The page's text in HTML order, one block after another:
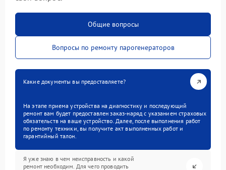
Общие вопросы
Вопросы по ремонту парогенераторов
Какие документы вы предоставляете?
На этапе приема устройства на диагностику и последующий
ремонт вам будет предоставлен заказ-наряд с указанием страховых
обязательств на ваше устройство. Далее, после выполнения работ
по ремонту техники, вы получите акт выполненных работ и
гарантийный талон.
Я уже знаю в чем неисправность и какой
ремонт необходим. Для чего проводить